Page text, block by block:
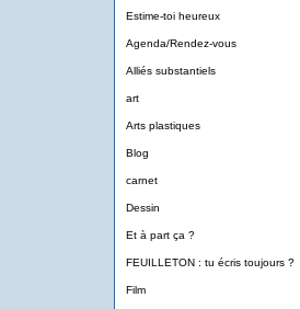
Estime-toi heureux
Agenda/Rendez-vous
Alliés substantiels
art
Arts plastiques
Blog
carnet
Dessin
Et à part ça ?
FEUILLETON : tu écris toujours ?
Film